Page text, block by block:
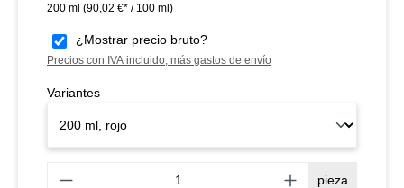
200 ml (90,02 €* / 100 ml)
¿Mostrar precio bruto?
Precios con IVA incluido, más gastos de envío
Variantes
pieza